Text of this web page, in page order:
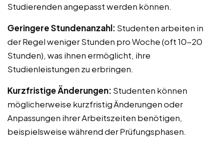
Studierenden angepasst werden können.
Geringere Stundenanzahl: Studenten arbeiten in
der Regel weniger Stunden pro Woche (oft 10-20
Stunden), was ihnen ermöglicht, ihre
Studienleistungen zu erbringen.
Kurzfristige Änderungen: Studenten können
möglicherweise kurzfristig Änderungen oder
Anpassungen ihrer Arbeitszeiten benötigen,
beispielsweise während der Prüfungsphasen.